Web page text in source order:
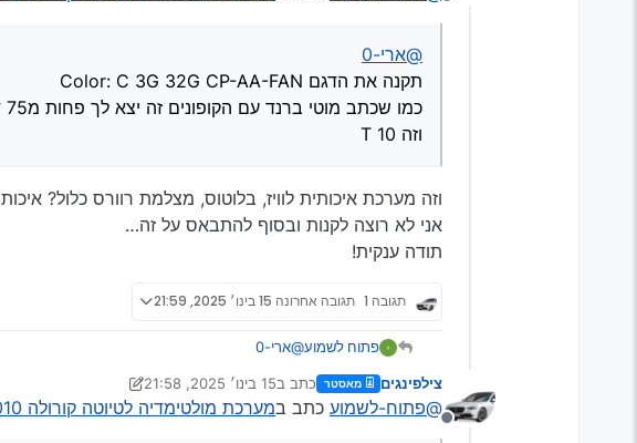
מנותק
@ארי-0
תקנה את הדגם Color: C 3G 32G CP-AA-FAN
כמו שכתב מוטי ברנד עם הקופונים זה יצא לך פחות מ75 דולר שזה רף המס
וזה T 10
וזה מערכת איכותית לוויז, בלוטוס, מצלמת רוורס כלול?
אני לא רוצה לקנות ובסוף להתבאס על זה…
תודה ענקית!
תגובה 1 תגובה אחרונה 15 בינו׳ 2025, 21:59
פתוח לשמוע@ארי-0
עכ"פזההכי זול לבנתיים
ותחכה ל20 בחודש יש קופונים
Spoiler
מנותק
צילפינגים מאסטר כתב ב15 בינו׳ 2025, 21:58
נערך לאחרונה על ידי צילפינגים
@פתוח-לשמוע כתב במערכת מולטימדיה לטיוטה קורולה 2010